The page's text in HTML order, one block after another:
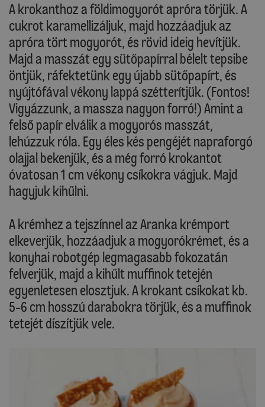
A krokanthoz a földimogyorót apróra törjük. A
cukrot karamellizáljuk, majd hozzáadjuk az
apróra tört mogyorót, és rövid ideig hevítjük.
Majd a masszát egy sütőpapírral bélelt tepsibe
öntjük, ráfektetünk egy újabb sütőpapírt, és
nyújtófával vékony lappá szétterítjük. (Fontos!
Vigyázzunk, a massza nagyon forró!) Amint a
felső papír elválik a mogyorós masszát,
lehúzzuk róla. Egy éles kés pengéjét napraforgó
olajjal bekenjük, és a még forró krokantot
óvatosan 1 cm vékony csíkokra vágjuk. Majd
hagyjuk kihűlni.
A krémhez a tejszínnel az Aranka krémport
elkeverjük, hozzáadjuk a mogyorókrémet, és a
konyhai robotgép legmagasabb fokozatán
felverjük, majd a kihűlt muffinok tetején
egyenletesen elosztjuk. A krokant csíkokat kb.
5-6 cm hosszú darabokra törjük, és a muffinok
tetejét díszítjük vele.